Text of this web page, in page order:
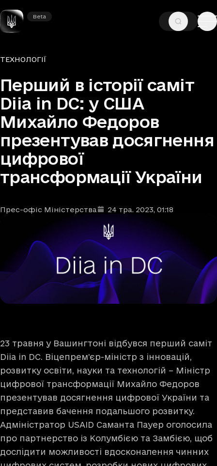
Beta
Beta
ГОЛОВНА —НОВИНИ
Рубрики
ТЕХНОЛОГІЇ
Перший в історії саміт
Diia in DC: у США
Михайло Федоров
презентував досягнення
цифрової
трансформації України
Автори
Прес-офіс Міністерства
Дата та час публікації : 24 тра. 2023, 01:18
23 травня у Вашингтоні відбувся перший саміт
Diia in DC. Віцепрем’єр-міністр з інновацій,
розвитку освіти, науки та технологій – Міністр
цифрової трансформації Михайло Федоров
презентував досягнення цифрової України та
представив бачення подальшого розвитку.
Адміністратор USAID Саманта Пауер оголосила
про партнерство із Колумбією та Замбією, щоб
дослідити можливості вдосконалення чинних